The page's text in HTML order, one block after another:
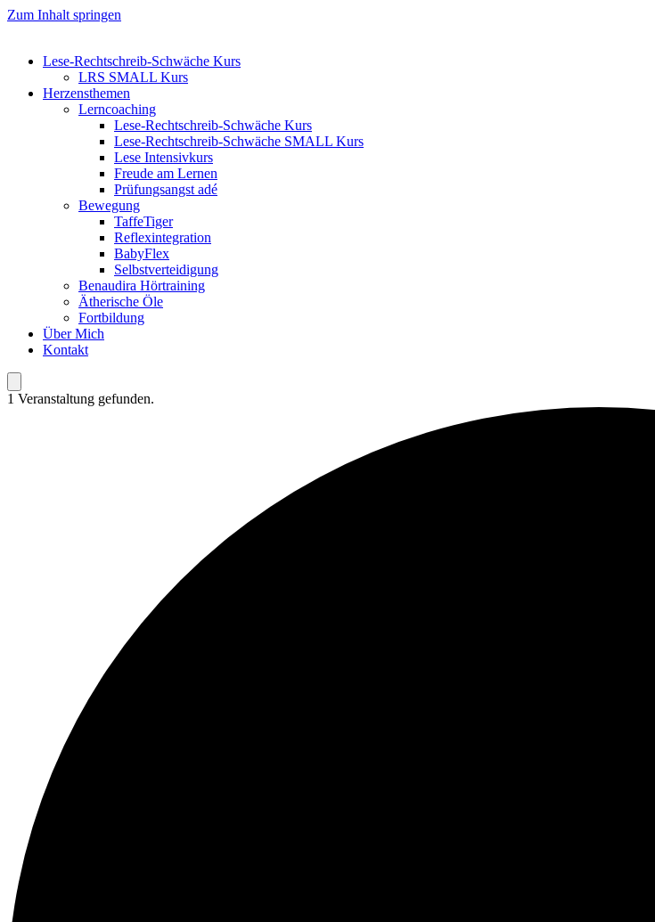
Zum Inhalt springen
Lese-Rechtschreib-Schwäche Kurs
LRS SMALL Kurs
Herzensthemen
Lerncoaching
Lese-Rechtschreib-Schwäche Kurs
Lese-Rechtschreib-Schwäche SMALL Kurs
Lese Intensivkurs
Freude am Lernen
Prüfungsangst adé
Bewegung
TaffeTiger
Reflexintegration
BabyFlex
Selbstverteidigung
Benaudira Hörtraining
Ätherische Öle
Fortbildung
Über Mich
Kontakt
1 Veranstaltung gefunden.